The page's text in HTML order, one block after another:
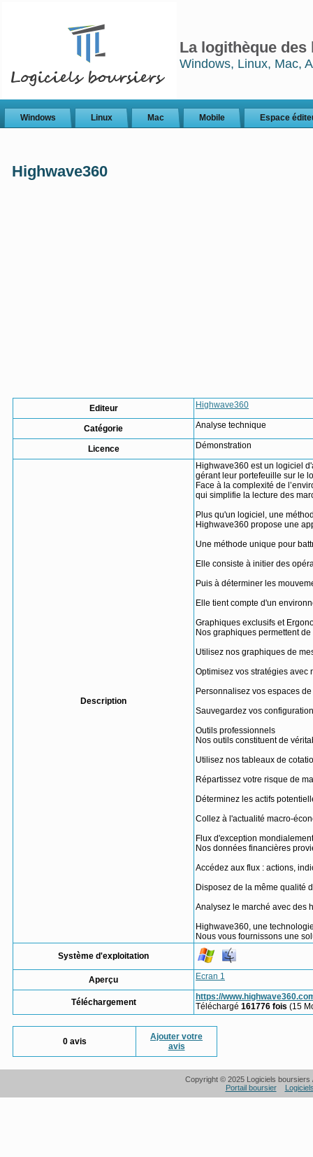
La logithèque
Windows, Linux, Mac,
Windows Linux Mac Mobile Espace
Highwave360
Editeur Highwave360
Catégorie Analyse technique
Licence Démonstration
Description
Highwave360 est un logiciel
gérant leur portefeuille sur le
Face à la complexité de
qui simplifie la lecture des
Plus qu'un logiciel, une
Highwave360 propose une
Une méthode unique pour
Elle consiste à initier des
Puis à déterminer les
Elle tient compte d'un
Graphiques exclusifs et
Nos graphiques permettent
Utilisez nos graphiques de
Optimisez vos stratégies avec
Personnalisez vos espaces
Sauvegardez vos
Outils professionnels
Nos outils constituent de
Utilisez nos tableaux de
Répartissez votre risque de
Déterminez les actifs
Collez à l'actualité macro-
Flux d'exception
Nos données financières
Accédez aux flux : actions,
Disposez de la même qualité
Analysez le marché avec des
Highwave360, une
Nous vous fournissons une
Système d'exploitation
Aperçu Ecran 1
Téléchargement
https://
Téléchargé 161776 fois (15
0 avis
Ajouter votre
avis
Copyright © 2025 Logiciels
Portail boursier